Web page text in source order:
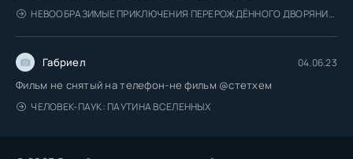
НЕВООБРАЗИМЫЕ ПРИКЛЮЧЕНИЯ ПЕРЕРОЖДЁННОГО ДВОРЯНИНА
Габриел 04.06.23
Фильм не снятый на телефон-не фильм @стетхем
ЧЕЛОВЕК-ПАУК: ПАУТИНА ВСЕЛЕННЫХ